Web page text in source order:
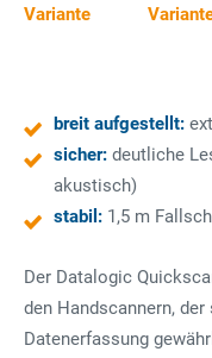
breit aufgestellt:
sicher: deutliche
akustisch)
stabil: 1,5 m
Der Datalogic
den Handscannern,
Datenerfassung